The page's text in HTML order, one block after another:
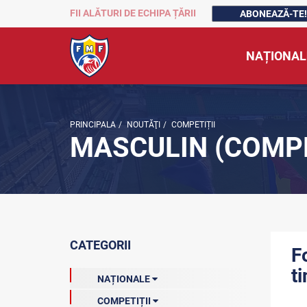
FII ALĂTURI DE ECHIPA ȚĂRII ABONEAZĂ-TE!
PRINCIPALA / NOUTĂŢI / COMPETIȚII
MASCULIN
CATEGORII
NAȚIONALE
COMPETIȚII